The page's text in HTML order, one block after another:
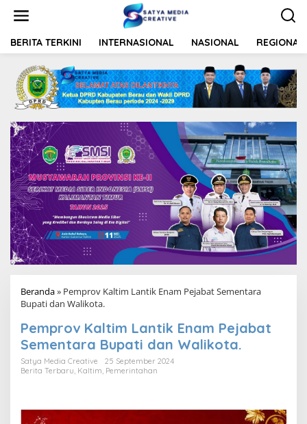
t
BERITA TERKINI INTERNASIONAL NASIONAL REGIONAL
Beranda» Pemprov Kaltim Lantik Enam Pejabat Sementara
Bupati dan Walikota.
Pemprov Kaltim Lantik Enam Pejabat
Sementara Bupati dan Walikota.
Satya Media Creative
25 September 2024
Berita Terbaru Kaltim Pemerintahan